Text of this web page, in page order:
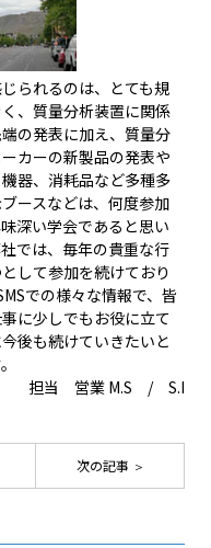
られるのは、とても規
、質量分析装置に関係
の発表に加え、質量分
カーの新製品の発表や
器、消耗品など多種多
ースなどは、何度参加
深い学会であると思い
では、毎年の貴重な行
して参加を続けており
での様々な情報で、皆
に少しでもお役に立て
後も続けていきたいと
担当 営業 M.S / S.I
次の記事